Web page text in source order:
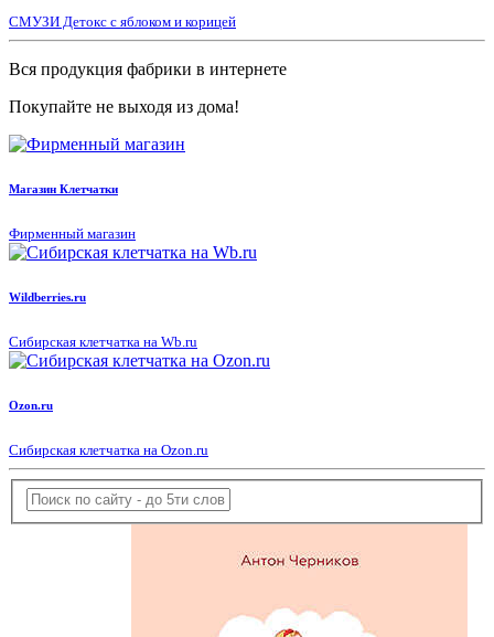
СМУЗИ Детокс с яблоком и корицей
Вся продукция фабрики в интернете
Покупайте не выходя из дома!
Магазин Клетчатки
Фирменный магазин
Wildberries.ru
Сибирская клетчатка на Wb.ru
Ozon.ru
Сибирская клетчатка на Ozon.ru